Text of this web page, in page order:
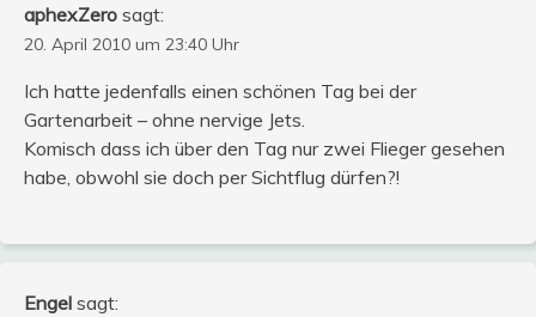
aphexZero sagt:
20. April 2010 um 23:40 Uhr
Ich hatte jedenfalls einen schönen Tag bei der
Gartenarbeit – ohne nervige Jets.
Komisch dass ich über den Tag nur zwei Flieger gesehen
habe, obwohl sie doch per Sichtflug dürfen?!
Engel sagt: